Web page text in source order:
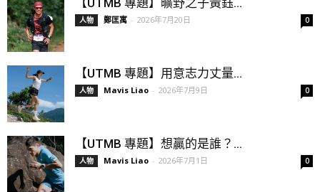
人物 鄭匡寓 - 2026年7月20日 0
【UTMB 專題】用意志力丈量...
人物 Mavis Liao - 2026年7月9日 0
【UTMB 專題】想贏的是誰？...
人物 Mavis Liao - 2026年7月1日 0